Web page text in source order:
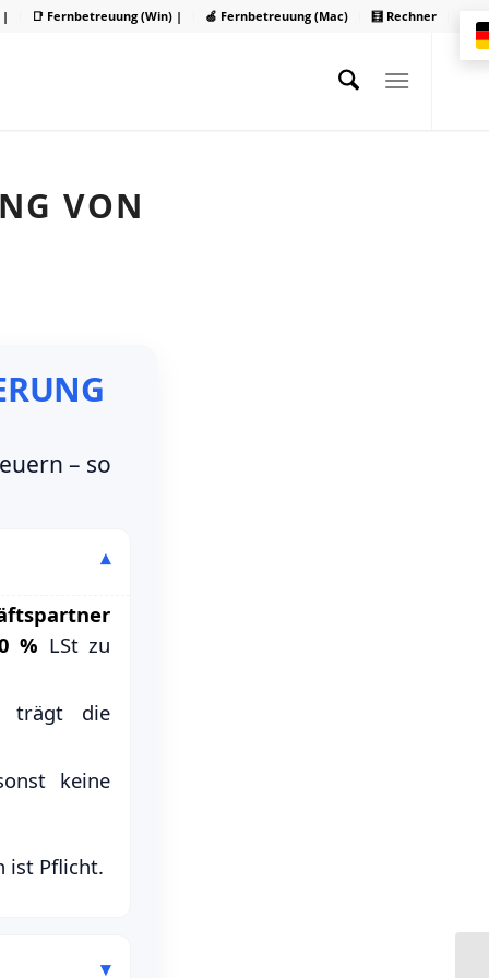
| 📑 Fernbetreuung (Win) | 🍏 Fernbetreuung (Mac) 🧮 Rechner
VON
– so
% LSt zu
trägt die
keine
ist Pflicht.